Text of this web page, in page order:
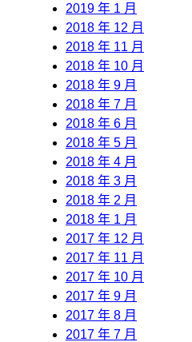
2019 年 1 月
2018 年 12 月
2018 年 11 月
2018 年 10 月
2018 年 9 月
2018 年 7 月
2018 年 6 月
2018 年 5 月
2018 年 4 月
2018 年 3 月
2018 年 2 月
2018 年 1 月
2017 年 12 月
2017 年 11 月
2017 年 10 月
2017 年 9 月
2017 年 8 月
2017 年 7 月